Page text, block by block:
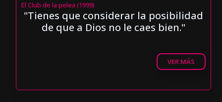
El Club de la pelea (1999)
"Tienes que considerar la posibilidad
de que a Dios no le caes bien."
VER MÁS